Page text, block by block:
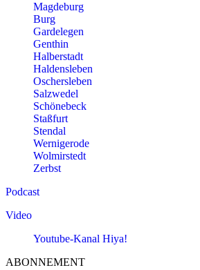
Magdeburg
Burg
Gardelegen
Genthin
Halberstadt
Haldensleben
Oschersleben
Salzwedel
Schönebeck
Staßfurt
Stendal
Wernigerode
Wolmirstedt
Zerbst
Podcast
Video
Youtube-Kanal Hiya!
ABONNEMENT